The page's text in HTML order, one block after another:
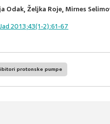
Odak, Željka Roje, Mirnes
2013;43(1-2):61-67
protonske pumpe